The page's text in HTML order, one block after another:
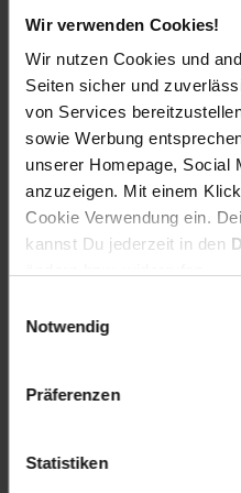
Wir verwenden Cookies!
Wir nutzen Cookies und
Seiten sicher und
von Services
sowie Werbung
unserer Homepage, Social
anzuzeigen. Mit einem
Cookie Verwendung ein.
kannst Du jederzeit in den
Notwendig
Präferenzen
Statistiken
1x Schrauben-Set
1x Montageanleitung
Besonderheiten
robust, stabil, einfach
Korpus mit 2 Türen und
Einlegeböden frei
dank schlichtem
passend für jede
Artikelnummer: 3106618000